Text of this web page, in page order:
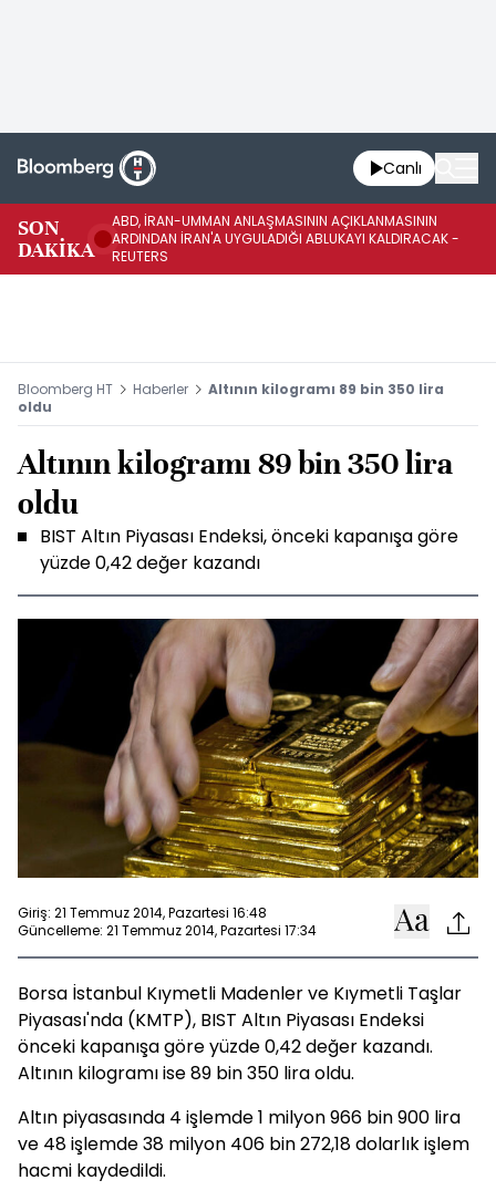
Canlı
SON
DAKİKA
ABD, İRAN-UMMAN ANLAŞMASININ AÇIKLANMASININ
ARDINDAN İRAN'A UYGULADIĞI ABLUKAYI KALDIRACAK -
REUTERS
Bloomberg HT Haberler
Altının kilogramı 89 bin 350 lira
oldu
Altının kilogramı 89 bin 350 lira
oldu
BIST Altın Piyasası Endeksi, önceki kapanışa göre
yüzde 0,42 değer kazandı
Giriş: 21 Temmuz 2014, Pazartesi 16:48
Güncelleme: 21 Temmuz 2014, Pazartesi 17:34
Borsa İstanbul Kıymetli Madenler ve Kıymetli Taşlar
Piyasası'nda (KMTP), BIST Altın Piyasası Endeksi
önceki kapanışa göre yüzde 0,42 değer kazandı.
Altının kilogramı ise 89 bin 350 lira oldu.
Altın piyasasında 4 işlemde 1 milyon 966 bin 900 lira
ve 48 işlemde 38 milyon 406 bin 272,18 dolarlık işlem
hacmi kaydedildi.